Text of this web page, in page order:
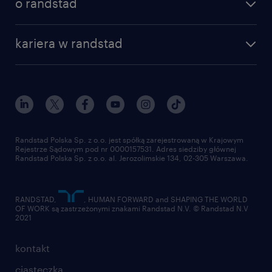
o randstad
kariera w randstad
kontakt
ciasteczka
Randstad Polska Sp. z o.o. jest spółką zarejestrowaną w Krajowym
Rejestrze Sądowym pod nr 0000157531. Adres siedziby głównej
Randstad Polska Sp. z o.o. al. Jerozolimskie 134, 02-305 Warszawa.
RANDSTAD,
, HUMAN FORWARD and SHAPING THE WORLD
OF WORK są zastrzeżonymi znakami Randstad N.V. © Randstad N.V
2021